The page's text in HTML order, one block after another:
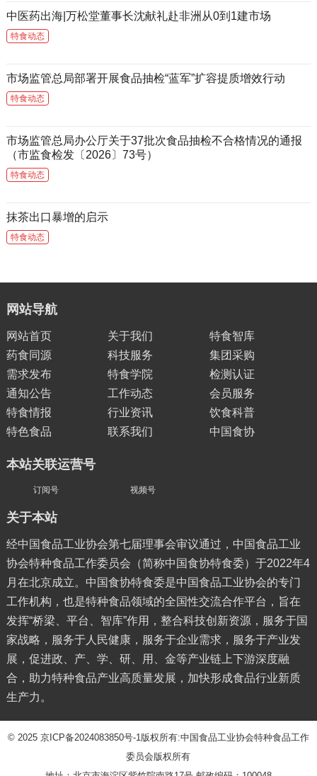
中医药出海|万松堂董事长沈献礼赴非洲从0到1建市场
特食动态
市场监管总局部署开展食品抽检“蓝军”扩容提质增效行动
特食动态
市场监管总局办公厅关于37批次食品抽检不合格情况的通报
（市监食检发〔2026〕73号）
特食动态
抹茶出口暴增的启示
特食动态
网站导航
网站首页 关于我们
特食智库
药食同源
科技服务
集团采购
需求发布
特食学院
检测认证
通知公告
工作动态
会员服务
特食情报
行业资讯
饮食科普
特色食品
联系我们 中国食协
本站关联运营号
订阅号 视频号
关于本站
经中国食品工业协会第七届理事会审议通过，中国食品工业
协会特种食品工作委员会（简称中国食协特食委）于2022年4
月在北京成立。中国食协特食委是中国食品工业协会的专门
工作机构，也是特种食品领域的全国性交流合作平台，旨在
发挥“桥梁、平台、智库”作用，整合科技创新资源，服务于国
家战略，服务于人民健康，服务于企业需求，服务于产业发
展，促进政、产、学、研、用、金等产业链上下游深度融
合，助力特种食品产业高质量发展，加快形成食品行业新质
生产力。
© 2025 京ICP备2024083850号-1版权所有:中国食品工业协会特种食品工作
委员会版权所有